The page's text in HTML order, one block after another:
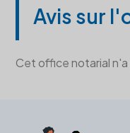
Avis sur
Cet office notarial